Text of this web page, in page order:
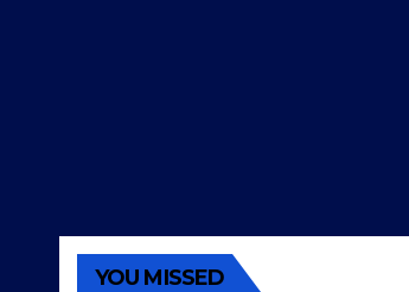
YOU MISSED